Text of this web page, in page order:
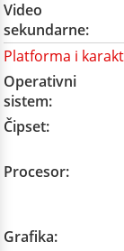
Video
sekundarne:
Platforma i
Operativni
sistem:
Čipset:
Procesor:
Grafika: